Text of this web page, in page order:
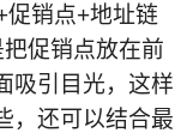
促销点+地址链
促销点放在前
吸引目光，这样
，还可以结合最